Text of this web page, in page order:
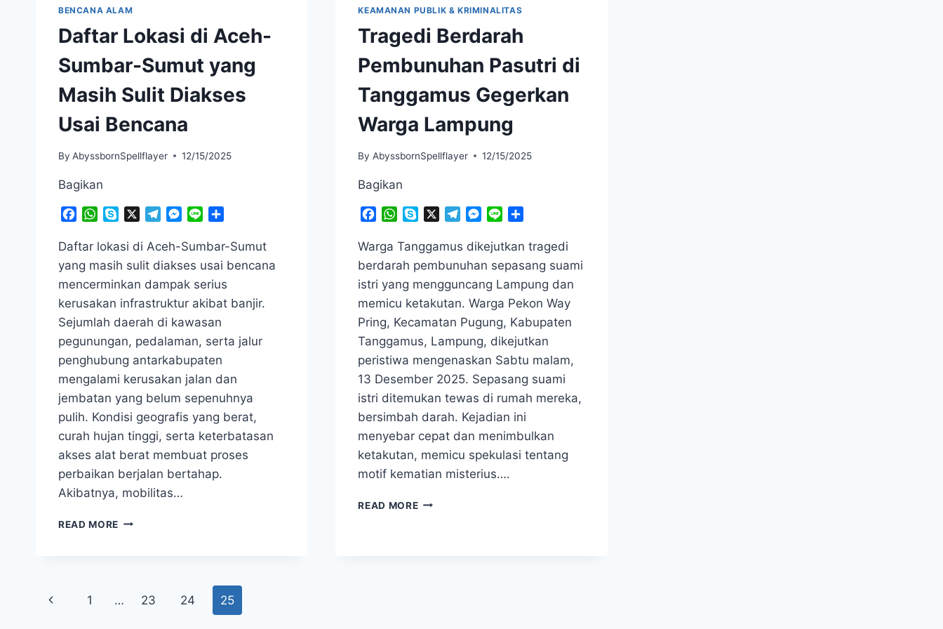
BENCANA ALAM
Daftar Lokasi di Aceh-
Sumbar-Sumut yang
Masih Sulit Diakses
Usai Bencana
By AbyssbornSpellflayer 12/15/2025
Bagikan
Facebook
WhatsApp
Skype TelegramMessenger
Line
Daftar lokasi di Aceh-Sumbar-Sumut
yang masih sulit diakses usai bencana
mencerminkan dampak serius
kerusakan infrastruktur akibat banjir.
Sejumlah daerah di kawasan
pegunungan, pedalaman, serta jalur
penghubung antarkabupaten
mengalami kerusakan jalan dan
jembatan yang belum sepenuhnya
pulih. Kondisi geografis yang berat,
curah hujan tinggi, serta keterbatasan
akses alat berat membuat proses
perbaikan berjalan bertahap.
Akibatnya, mobilitas…
READ MORE DAFTAR
SUMUT
KEAMANAN PUBLIK & KRIMINALITAS
Tragedi Berdarah
Pembunuhan Pasutri di
Tanggamus Gegerkan
Warga Lampung
By AbyssbornSpellflayer 12/15/2025
Bagikan
Facebook
WhatsApp
Skype TelegramMessenger
Line
Warga Tanggamus dikejutkan tragedi
berdarah pembunuhan sepasang suami
istri yang mengguncang Lampung dan
memicu ketakutan. Warga Pekon Way
Pring, Kecamatan Pugung, Kabupaten
Tanggamus, Lampung, dikejutkan
peristiwa mengenaskan Sabtu malam,
13 Desember 2025. Sepasang suami
istri ditemukan tewas di rumah mereka,
bersimbah darah. Kejadian ini
menyebar cepat dan menimbulkan
ketakutan, memicu spekulasi tentang
motif kematian misterius….
READ MORETRAGEDI
Page
Previous
1 … 23 24 25